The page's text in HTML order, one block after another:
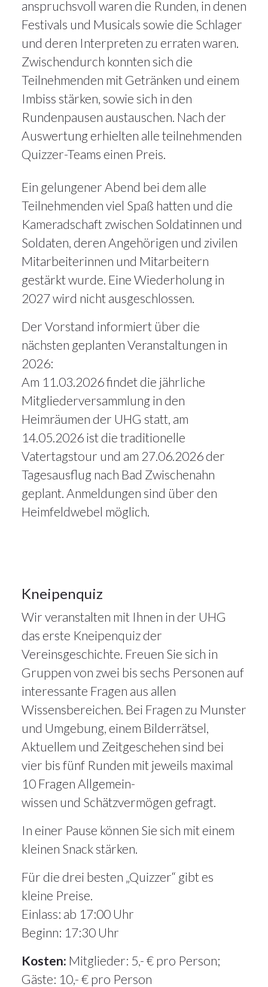
anspruchsvoll waren die Runden, in denen
Festivals und Musicals sowie die Schlager
und deren Interpreten zu erraten waren.
Zwischendurch konnten sich die
Teilnehmenden mit Getränken und einem
Imbiss stärken, sowie sich in den
Rundenpausen austauschen. Nach der
Auswertung erhielten alle teilnehmenden
Quizzer-Teams einen Preis.
Ein gelungener Abend bei dem alle
Teilnehmenden viel Spaß hatten und die
Kameradschaft zwischen Soldatinnen und
Soldaten, deren Angehörigen und zivilen
Mitarbeiterinnen und Mitarbeitern
gestärkt wurde. Eine Wiederholung in
2027 wird nicht ausgeschlossen.
Der Vorstand informiert über die
nächsten geplanten Veranstaltungen in
2026:
Am 11.03.2026 findet die jährliche
Mitgliederversammlung in den
Heimräumen der UHG statt, am
14.05.2026 ist die traditionelle
Vatertagstour und am 27.06.2026 der
Tagesausflug nach Bad Zwischenahn
geplant. Anmeldungen sind über den
Heimfeldwebel möglich.
13
FEB. 2026
13Feb.
2026
Alle
Kneipenquiz
Wir veranstalten mit Ihnen in der UHG
das erste Kneipenquiz der
Vereinsgeschichte. Freuen Sie sich in
Gruppen von zwei bis sechs Personen auf
interessante Fragen aus allen
Wissensbereichen. Bei Fragen zu Munster
und Umgebung, einem Bilderrätsel,
Aktuellem und Zeitgeschehen sind bei
vier bis fünf Runden mit jeweils maximal
10 Fragen Allgemein-
wissen und Schätzvermögen gefragt.
In einer Pause können Sie sich mit einem
kleinen Snack stärken.
Für die drei besten „Quizzer“ gibt es
kleine Preise.
Einlass: ab 17:00 Uhr
Beginn: 17:30 Uhr
Kosten: Mitglieder: 5,- € pro Person;
Gäste: 10,- € pro Person